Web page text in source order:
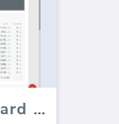
GA4 E-commerce dashboard (Rapport)